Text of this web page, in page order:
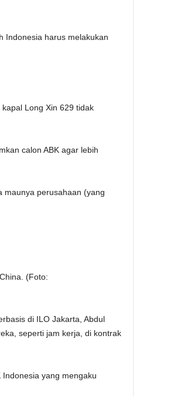
Indonesia harus melakukan
Long Xin 629 tidak
calon ABK agar lebih
maunya perusahaan (yang
(Foto:
di ILO Jakarta, Abdul
seperti jam kerja, di kontrak
Indonesia yang mengaku